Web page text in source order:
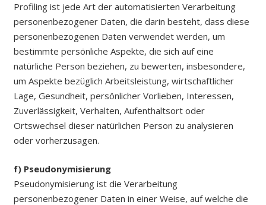
Profiling ist jede Art der automatisierten Verarbeitung
personenbezogener Daten, die darin besteht, dass diese
personenbezogenen Daten verwendet werden, um
bestimmte persönliche Aspekte, die sich auf eine
natürliche Person beziehen, zu bewerten, insbesondere,
um Aspekte bezüglich Arbeitsleistung, wirtschaftlicher
Lage, Gesundheit, persönlicher Vorlieben, Interessen,
Zuverlässigkeit, Verhalten, Aufenthaltsort oder
Ortswechsel dieser natürlichen Person zu analysieren
oder vorherzusagen.
f) Pseudonymisierung
Pseudonymisierung ist die Verarbeitung
personenbezogener Daten in einer Weise, auf welche die